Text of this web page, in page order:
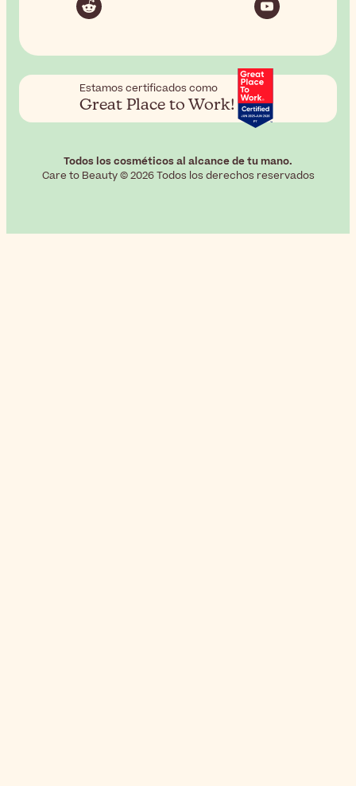
Estamos certificados como
Great Place to Work!
Todos los cosméticos al alcance de tu mano.
Care to Beauty © 2026 Todos los derechos reservados